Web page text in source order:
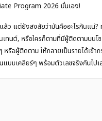
Program 2026 นั่นเอง!
ว แต่ยังสงสัยว่ามันคืออะไรกันแน่?
ทนต์, หรือใครก็ตามที่มีผู้ติดตามบนโ
อผู้ติดตาม ให้กลายเป็นรายได้เข้าก
บบเคลียร์ๆ พร้อมตัวเลขจริงกันไปเ